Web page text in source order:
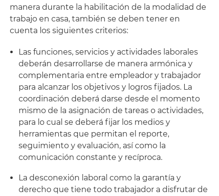
manera durante la habilitación de la modalidad de
trabajo en casa, también se deben tener en
cuenta los siguientes criterios:
Las funciones, servicios y actividades laborales
deberán desarrollarse de manera armónica y
complementaria entre empleador y trabajador
para alcanzar los objetivos y logros fijados. La
coordinación deberá darse desde el momento
mismo de la asignación de tareas o actividades,
para lo cual se deberá fijar los medios y
herramientas que permitan el reporte,
seguimiento y evaluación, así como la
comunicación constante y recíproca.
La desconexión laboral como la garantía y
derecho que tiene todo trabajador a disfrutar de